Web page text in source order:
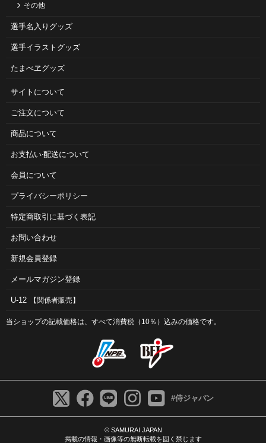
その他
選手名入りグッズ
選手イラストグッズ
たまべヱグッズ
サイトについて
ご注⽂について
商品について
お⽀払い‧配送について
会員について
プライバシーポリシー
特定商取引に基づく表記
お問い合わせ
新規会員登録
メールマガジン登録
U-12 【関係者販売】
当ショップの記載価格は、すべて消費税（10％）込みの価格です。
#侍ジャパン
© SAMURAI JAPAN
掲載の情報・画像等の無断転載を固く禁じます